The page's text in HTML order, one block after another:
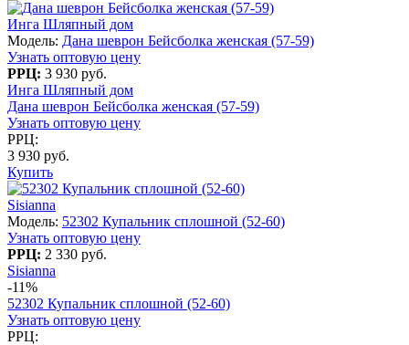
Инга Шляпный дом
Модель: Дана шеврон Бейсболка женская (57-59)
Узнать оптовую цену
РРЦ: 3 930 руб.
Инга Шляпный дом
Дана шеврон Бейсболка женская (57-59)
Узнать оптовую цену
РРЦ:
3 930 руб.
Купить
Sisianna
Модель: 52302 Купальник сплошной (52-60)
Узнать оптовую цену
РРЦ: 2 330 руб.
Sisianna
-11%
52302 Купальник сплошной (52-60)
Узнать оптовую цену
РРЦ: